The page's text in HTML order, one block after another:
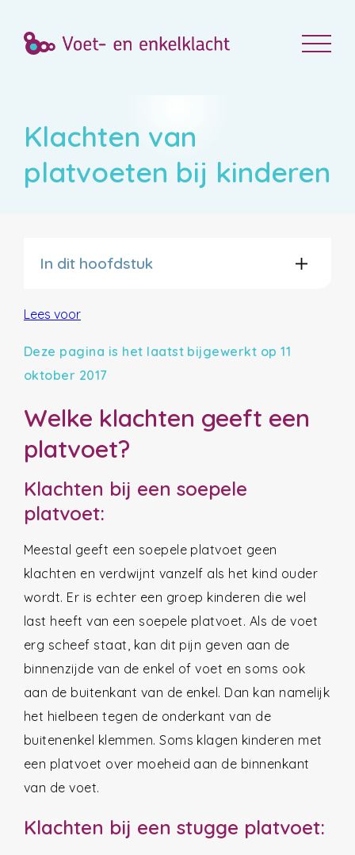
Klachten van
platvoeten bij kinderen
In dit hoofdstuk
Lees voor
Deze pagina is het laatst bijgewerkt op 11
oktober 2017
Welke klachten geeft een
platvoet?
Klachten bij een soepele
platvoet:
Meestal geeft een soepele platvoet geen
klachten en verdwijnt vanzelf als het kind ouder
wordt. Er is echter een groep kinderen die wel
last heeft van een soepele platvoet. Als de voet
erg scheef staat, kan dit pijn geven aan de
binnenzijde van de enkel of voet en soms ook
aan de buitenkant van de enkel. Dan kan namelijk
het hielbeen tegen de onderkant van de
buitenenkel klemmen. Soms klagen kinderen met
een platvoet over moeheid aan de binnenkant
van de voet.
Klachten bij een stugge platvoet: